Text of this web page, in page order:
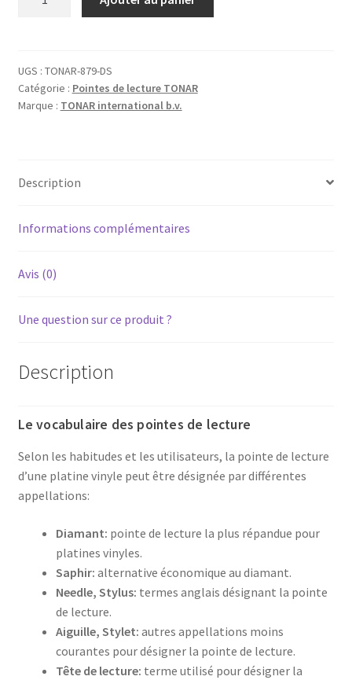
de
lecture
SCOTT
UGS : TONAR-879-DS
Catégorie : Pointes de lecture TONAR
Marque : TONAR international b.v.
Description
Informations complémentaires
Avis (0)
Une question sur ce produit ?
Description
Le vocabulaire des pointes de lecture
Selon les habitudes et les utilisateurs, la pointe de lecture
d’une platine vinyle peut être désignée par différentes
appellations:
Diamant: pointe de lecture la plus répandue pour
platines vinyles.
Saphir: alternative économique au diamant.
Needle, Stylus: termes anglais désignant la pointe
de lecture.
Aiguille, Stylet: autres appellations moins
courantes pour désigner la pointe de lecture.
Tête de lecture: terme utilisé pour désigner la